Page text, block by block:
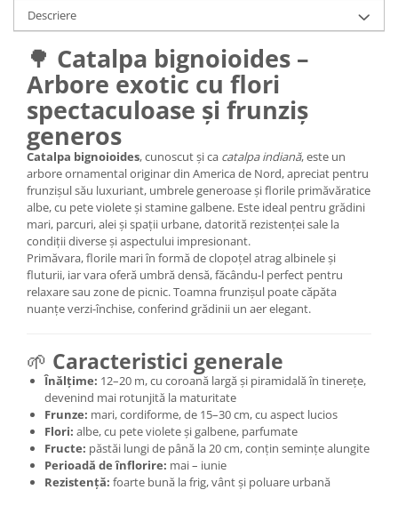
Descriere
🌳 Catalpa bignoioides –
Arbore exotic cu flori
spectaculoase și frunziș
generos
Catalpa bignoioides, cunoscut și ca catalpa indiană, este un
arbore ornamental originar din America de Nord, apreciat pentru
frunzișul său luxuriant, umbrele generoase și florile primăvăratice
albe, cu pete violete și stamine galbene. Este ideal pentru grădini
mari, parcuri, alei și spații urbane, datorită rezistenței sale la
condiții diverse și aspectului impresionant.
Primăvara, florile mari în formă de clopoțel atrag albinele și
fluturii, iar vara oferă umbră densă, făcându-l perfect pentru
relaxare sau zone de picnic. Toamna frunzișul poate căpăta
nuanțe verzi-închise, conferind grădinii un aer elegant.
🌱 Caracteristici generale
Înălțime: 12–20 m, cu coroană largă și piramidală în tinerețe,
devenind mai rotunjită la maturitate
Frunze: mari, cordiforme, de 15–30 cm, cu aspect lucios
Flori: albe, cu pete violete și galbene, parfumate
Fructe: păstăi lungi de până la 20 cm, conțin semințe alungite
Perioadă de înflorire: mai – iunie
Rezistență: foarte bună la frig, vânt și poluare urbană